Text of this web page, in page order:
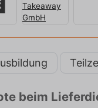
beim